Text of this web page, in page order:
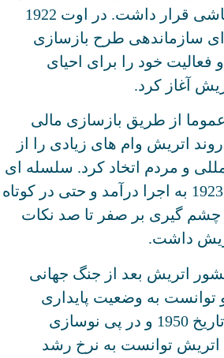
خارجی در مرز فروپاشی قرار داشت. در اوت 1922
سازماندهی طرح بازسازی
خود را برای احیای
آغاز کرد.
عموما از طریق بازسازی مالی
اتریش وام های زیادی را از
و مردم اتخاد کرد. سلسله ای
از اقدامات در سال 1923 به اجرا درآمد و حتی در کوتاه
چشم گیری بر صفر تا صد نکات
داشت.
اتریش بعد از جنگ جهانی
توانست به وضعیت پایداری
دست پیدا نماید. در تاریخ 1950 و در پی نوسازی
اتریش توانست به نرخ رشد